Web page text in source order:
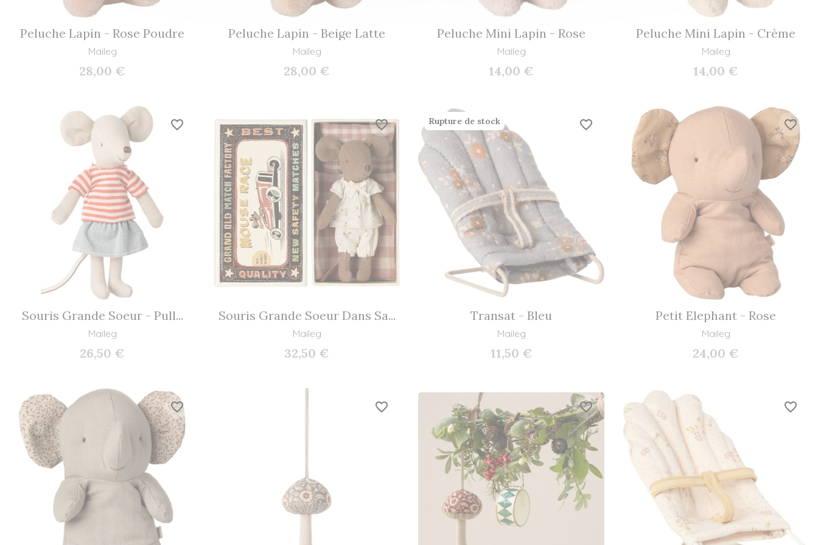
Peluche Lapin - Rose Poudre
Maileg
28,00 €
Peluche Lapin - Beige Latte
Maileg
28,00 €
Peluche Mini Lapin - Rose
Maileg
14,00 €
Peluche Mini Lapin - Crème
Maileg
14,00 €
Souris Grande Soeur - Pull...
Maileg
26,50 €
favorite_border
Souris Grande Soeur Dans Sa...
Maileg
32,50 €
favorite_border
Transat - Bleu
Maileg
11,50 €
Rupture de stock favorite_border
Petit Elephant - Rose
Maileg
24,00 €
favorite_border
favorite_border favorite_border favorite_border favorite_border